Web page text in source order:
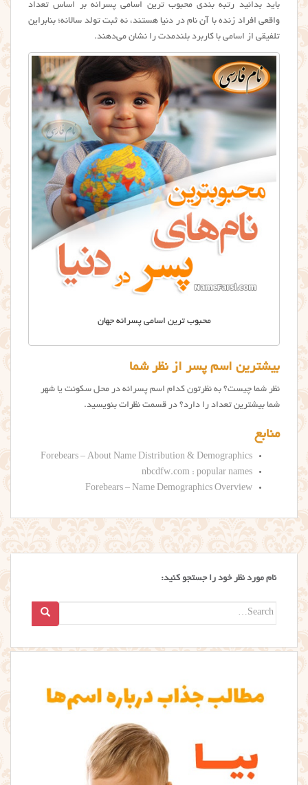
باید بدانید رتبه بندی محبوب ترین اسامی پسرانه بر اساس تعداد
واقعی افراد زنده با آن نام در دنیا هستند، نه ثبت تولد سالانه؛ بنابراین
تلفیقی از اسامی با کاربرد بلندمدت را نشان می‌دهند.
محبوب ترین اسامی پسرانه جهان
بیشترین اسم پسر از نظر شما
نظر شما چیست؟ به نظرتون کدام اسم پسرانه در محل سکونت یا شهر
شما بیشترین تعداد را دارد؟ در قسمت نظرات بنویسید.
منابع
Forebears – About Name Distribution & Demographics
nbcdfw.com : popular names
Forebears – Name Demographics Overview
نام مورد نظر خود را جستجو کنید:
Search